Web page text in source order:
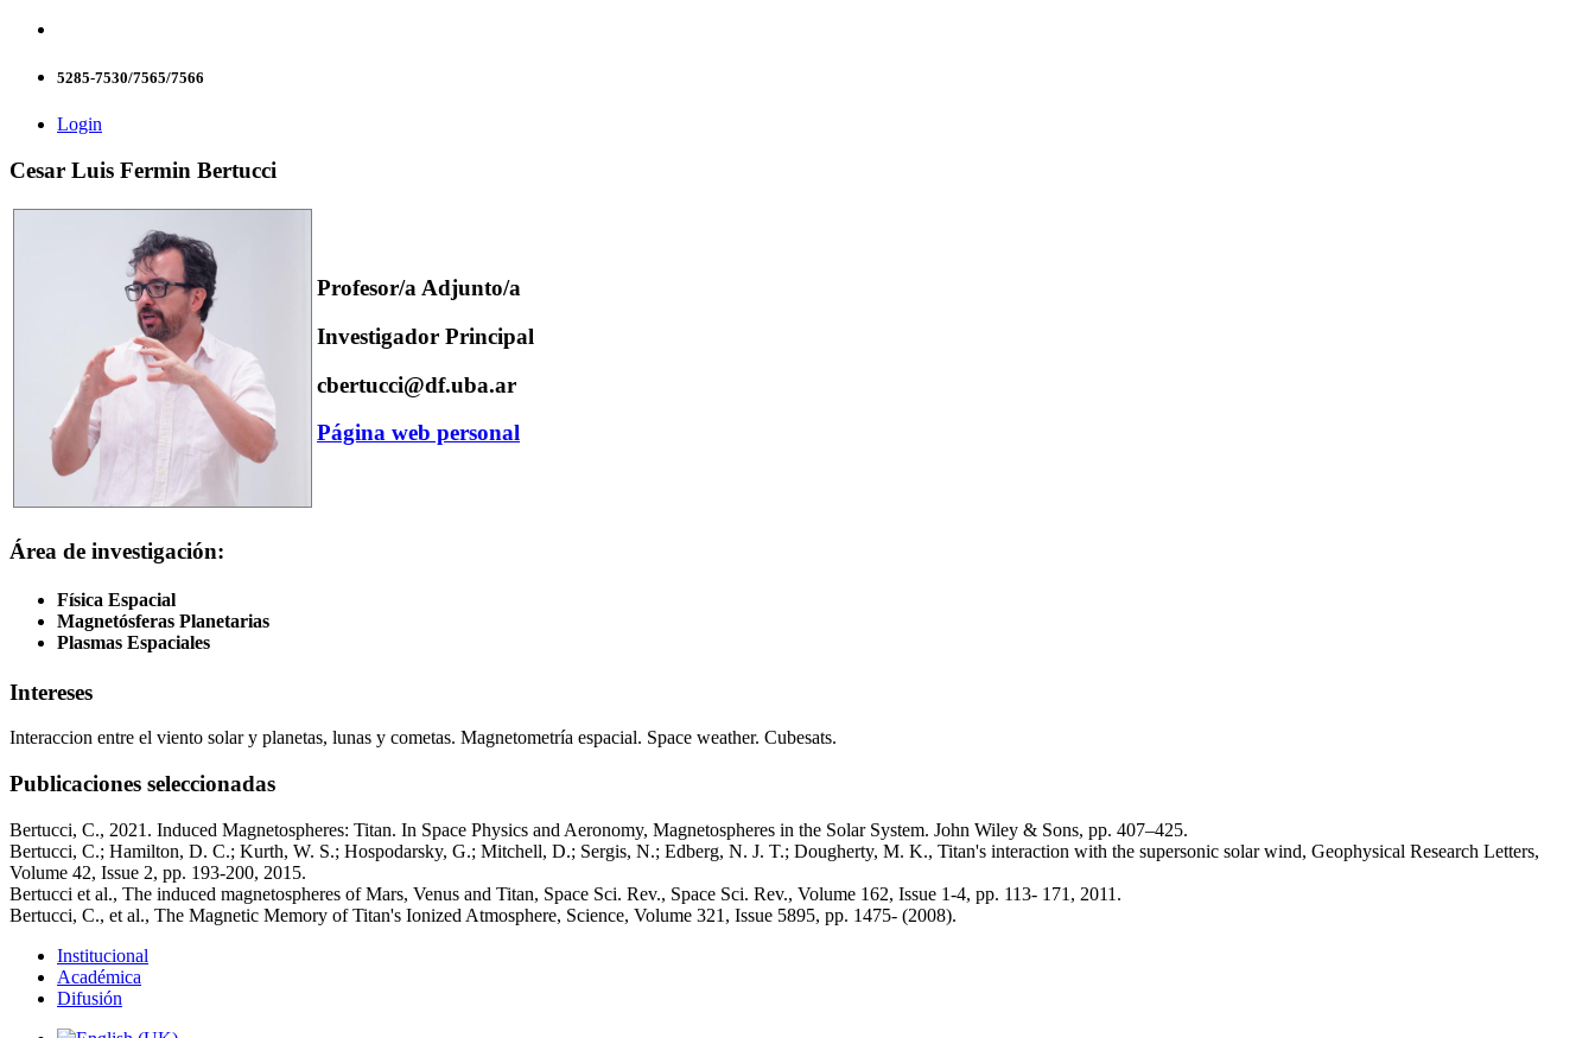
5285-7530/7565/7566
Login
Cesar Luis Fermin Bertucci
Profesor/a Adjunto/a
Investigador Principal
cbertucci@df.uba.ar
Página web personal
Área de investigación:
Física Espacial
Magnetósferas Planetarias
Plasmas Espaciales
Intereses
Interaccion entre el viento solar y planetas, lunas y cometas. Magnetometría espacial. Space weather. Cubesats.
Publicaciones seleccionadas
Bertucci, C., 2021. Induced Magnetospheres: Titan. In Space Physics and Aeronomy, Magnetospheres in the Solar System. John Wiley & Sons, pp. 407–425.
Bertucci, C.; Hamilton, D. C.; Kurth, W. S.; Hospodarsky, G.; Mitchell, D.; Sergis, N.; Edberg, N. J. T.; Dougherty, M. K., Titan's interaction with the supersonic solar wind, Geophysical Research Letters,
Volume 42, Issue 2, pp. 193-200, 2015.
Bertucci et al., The induced magnetospheres of Mars, Venus and Titan, Space Sci. Rev., Space Sci. Rev., Volume 162, Issue 1-4, pp. 113- 171, 2011.
Bertucci, C., et al., The Magnetic Memory of Titan's Ionized Atmosphere, Science, Volume 321, Issue 5895, pp. 1475- (2008).
Institucional
Académica
Difusión